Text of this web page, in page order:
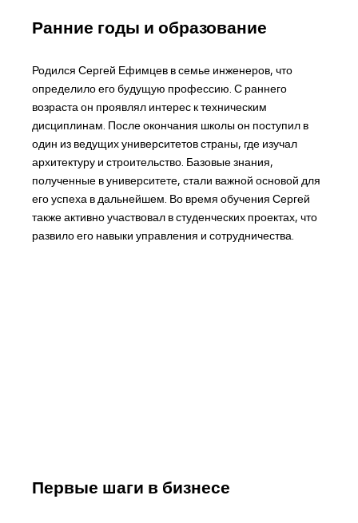
Ранние годы и образование
Родился Сергей Ефимцев в семье инженеров, что
определило его будущую профессию. С раннего
возраста он проявлял интерес к техническим
дисциплинам. После окончания школы он поступил в
один из ведущих университетов страны, где изучал
архитектуру и строительство. Базовые знания,
полученные в университете, стали важной основой для
его успеха в дальнейшем. Во время обучения Сергей
также активно участвовал в студенческих проектах, что
развило его навыки управления и сотрудничества.
Первые шаги в бизнесе